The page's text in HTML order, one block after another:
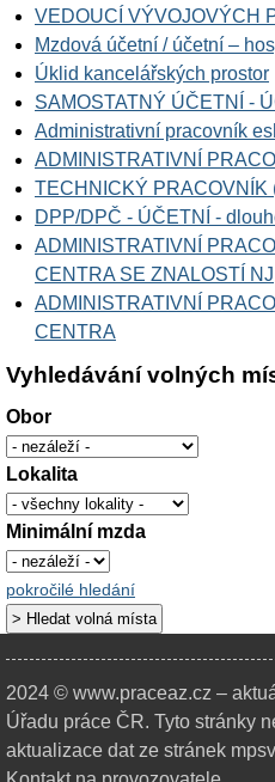
VEDOUCÍ VÝVOJOVÝCH
Mzdová účetní / účetní –
Úklid kancelářských prostor
SAMOSTATNÝ ÚČETNÍ -
Administrativní pracovník
ADMINISTRATIVNÍ
TECHNICKÝ PRACOVNÍK
DPP/DPČ - ÚČETNÍ -
ADMINISTRATIVNÍ
CENTRA SE ZNALOSTÍ NJ
ADMINISTRATIVNÍ
CENTRA
Vyhledávání volných
Obor
Lokalita
Minimální mzda
pokročilé hledání
2024 © www.praceaz.cz –
Úřadu práce ČR. Tyto stránky
aktualizace dat ze stránek